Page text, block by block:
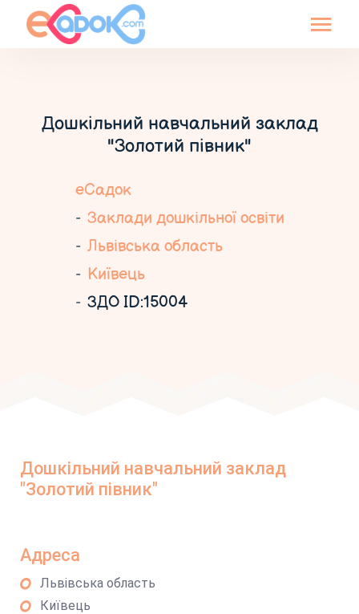
Дошкільний навчальний заклад
"Золотий півник"
еСадок
Заклади дошкільної освіти
Львівська область
Київець
ЗДО ID:15004
Дошкільний навчальний заклад
"Золотий півник"
Адреса
Львівська область
Київець